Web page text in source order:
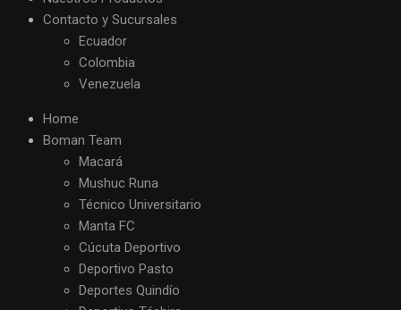
Contacto y Sucursales
Ecuador
Colombia
Venezuela
Home
Boman Team
Macará
Mushuc Runa
Técnico Universitario
Manta FC
Cúcuta Deportivo
Deportivo Pasto
Deportes Quindío